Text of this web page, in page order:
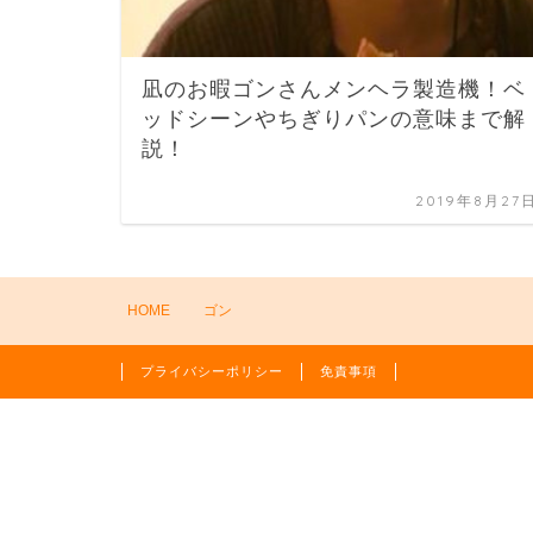
凪のお暇ゴンさんメンヘラ製造機！ベ
ッドシーンやちぎりパンの意味まで解
説！
2019年8月27
HOME ゴン
プライバシーポリシー 免責事項